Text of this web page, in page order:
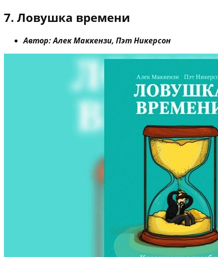
7. Ловушка времени
Автор: Алек Маккензи, Пэт Никерсон